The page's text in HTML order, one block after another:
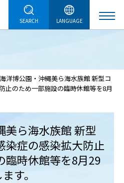
SEARCH LANGUAGE
海洋博公園・沖縄美ら海水族館 新型コ
止のため一部施設の臨時休館等を8月
美ら海水族館 新型
染症の感染拡大防止
臨時休館等を8月29
す。